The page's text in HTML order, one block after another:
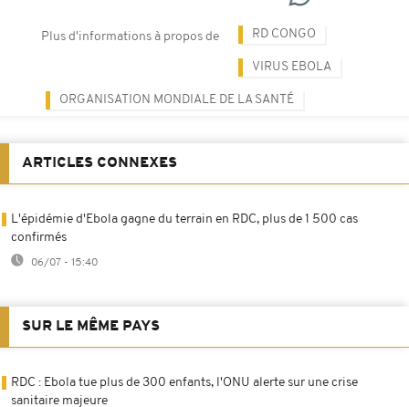
Plus d'informations à propos de RD CONGO
VIRUS EBOLA
ORGANISATION MONDIALE DE LA SANTÉ
ARTICLES CONNEXES
L'épidémie d'Ebola gagne du terrain en RDC, plus de 1 500 cas
confirmés
06/07 - 15:40
SUR LE MÊME PAYS
RDC : Ebola tue plus de 300 enfants, l'ONU alerte sur une crise
sanitaire majeure